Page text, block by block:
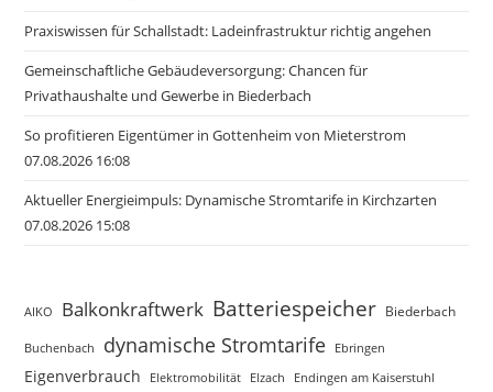
Praxiswissen für Schallstadt: Ladeinfrastruktur richtig angehen
Gemeinschaftliche Gebäudeversorgung: Chancen für
Privathaushalte und Gewerbe in Biederbach
So profitieren Eigentümer in Gottenheim von Mieterstrom
07.08.2026 16:08
Aktueller Energieimpuls: Dynamische Stromtarife in Kirchzarten
07.08.2026 15:08
AIKO Balkonkraftwerk Batteriespeicher Biederbach
Buchenbach dynamische Stromtarife Ebringen
Eigenverbrauch Elektromobilität Elzach Endingen am Kaiserstuhl